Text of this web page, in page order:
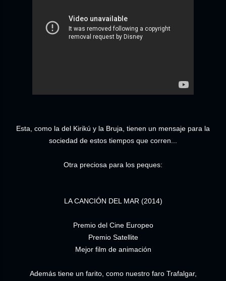
Esta, como la del Kirikú y la Bruja, tienen un mensaje para la
sociedad de estos tiempos que corren...
Otra preciosa para los peques:
LA CANCIÓN DEL MAR (2014)
Premio del Cine Europeo
Premio Satellite
Mejor film de animación
Además tiene un farito, como nuestro faro Trafalgar,